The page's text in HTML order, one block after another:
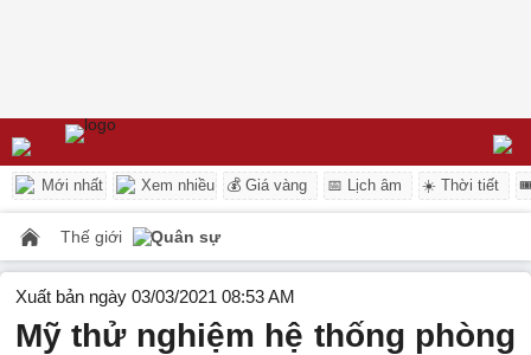
Mới nhất Xem nhiều 💰 Giá vàng 📅 Lịch âm ☀️ Thời tiết
Thế giới Quân sự
Xuất bản ngày 03/03/2021 08:53 AM
Mỹ thử nghiệm hệ thống phòng